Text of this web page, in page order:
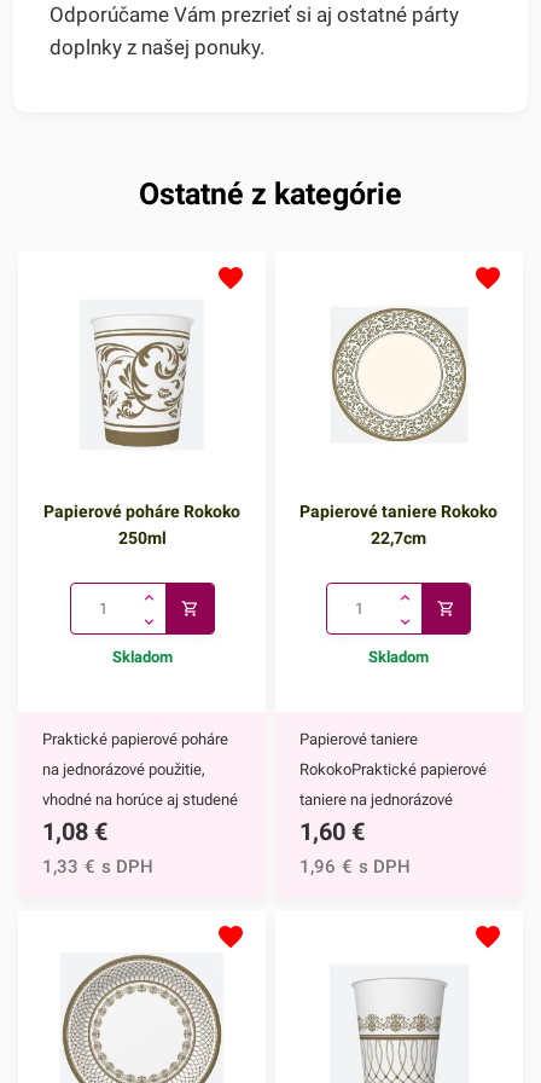
Odporúčame Vám prezrieť si aj ostatné párty
doplnky z našej ponuky.
Ostatné z kategórie
Papierové poháre Rokoko
250ml
Skladom
Praktické papierové poháre
na jednorázové použitie,
vhodné na horúce aj studené
nápoje. Vďaka ich
elegantnému zdobeniu
poháre majú nepochybne
mnoho výhod,
napríklad:keďže ide o
jednorazové poháre, nečaká
Vás žiadne zdĺhavé
1,08 €
1,33 € s DPH
Papierové taniere Rokoko
22,7cm
Skladom
Papierové taniere
RokokoPraktické papierové
taniere na jednorázové
použitie. Vďaka ich
elegantnému zdobeniu
mnoho výhod,
napríklad:keďže ide o
jednorazové taniere, nečaká
Vás žiadne zdĺhavé
1,60 €
1,96 € s DPH